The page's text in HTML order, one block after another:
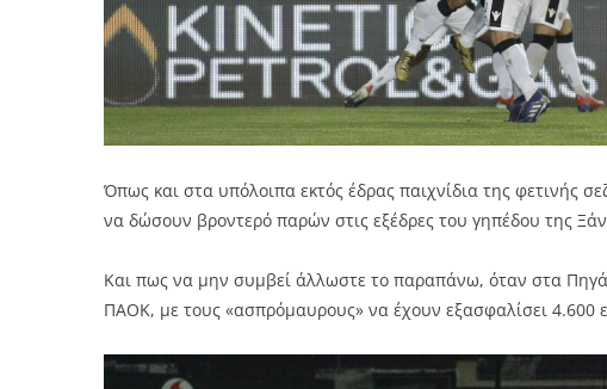
Όπως και στα υπόλοιπα εκτός έδρας παιχνίδια της φετινής
να δώσουν βροντερό παρών στις εξέδρες του γηπέδου της
Και πως να μην συμβεί άλλωστε το παραπάνω, όταν στα
ΠΑΟΚ, με τους «ασπρόμαυρους» να έχουν εξασφαλίσει 4.600